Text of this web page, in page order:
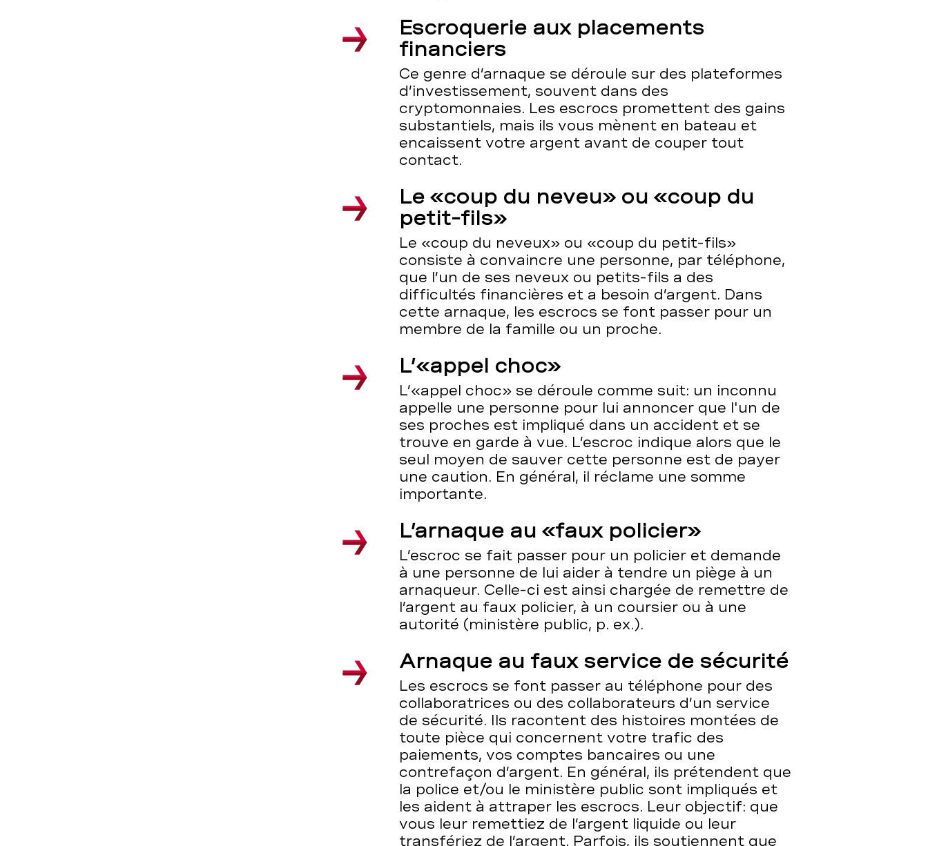
Escroquerie aux placements
financiers
Ce genre d’arnaque se déroule sur des plateformes
d’investissement, souvent dans des
cryptomonnaies. Les escrocs promettent des gains
substantiels, mais ils vous mènent en bateau et
encaissent votre argent avant de couper tout
contact.
Le «coup du neveu» ou «coup du
petit-fils»
Le «coup du neveux» ou «coup du petit-fils»
consiste à convaincre une personne, par téléphone,
que l’un de ses neveux ou petits-fils a des
difficultés financières et a besoin d’argent. Dans
cette arnaque, les escrocs se font passer pour un
membre de la famille ou un proche.
L’«appel choc»
L’«appel choc» se déroule comme suit: un inconnu
appelle une personne pour lui annoncer que l'un de
ses proches est impliqué dans un accident et se
trouve en garde à vue. L’escroc indique alors que le
seul moyen de sauver cette personne est de payer
une caution. En général, il réclame une somme
importante.
L’arnaque au «faux policier»
L’escroc se fait passer pour un policier et demande
à une personne de lui aider à tendre un piège à un
arnaqueur. Celle-ci est ainsi chargée de remettre de
l’argent au faux policier, à un coursier ou à une
autorité (ministère public, p. ex.).
Arnaque au faux service de sécurité
Les escrocs se font passer au téléphone pour des
collaboratrices ou des collaborateurs d’un service
de sécurité. Ils racontent des histoires montées de
toute pièce qui concernent votre trafic des
paiements, vos comptes bancaires ou une
contrefaçon d’argent. En général, ils prétendent que
la police et/ou le ministère public sont impliqués et
les aident à attraper les escrocs. Leur objectif: que
vous leur remettiez de l’argent liquide ou leur
transfériez de l’argent. Parfois, ils soutiennent que